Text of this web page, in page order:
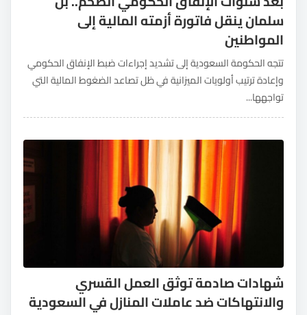
سلمان ينقل فاتورة أزمته المالية إلى
المواطنين
تتجه الحكومة السعودية إلى تشديد إجراءات ضبط الإنفاق الحكومي
وإعادة ترتيب أولويات الميزانية في ظل تصاعد الضغوط المالية التي
تواجهها...
شهادات صادمة توثق العمل القسري
والانتهاكات ضد عاملات المنازل في السعودية